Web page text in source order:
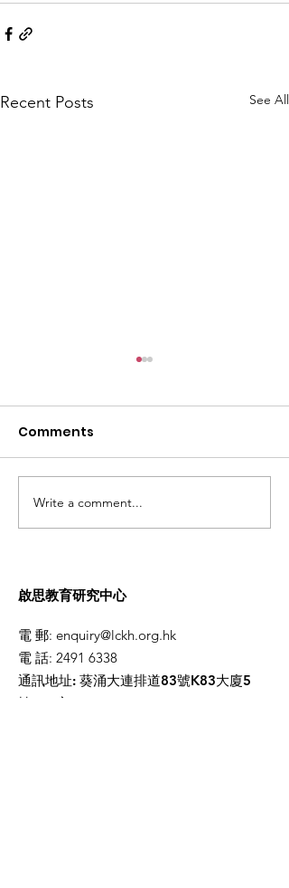
Recent Posts See All
🔅2024-2025年度童樂中
華文化活動(文化館)🔅
Comments
Write a comment...
啟思教育研究中心
電 郵: enquiry@lckh.org.hk
電 話: 2491 6338
通訊地址: 葵涌大連排道83號K83大廈5
樓503室